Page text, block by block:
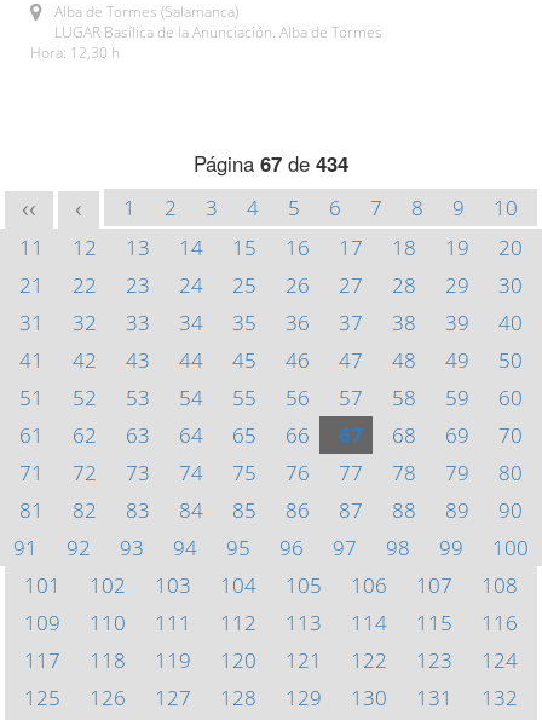
Alba de Tormes (Salamanca)
LUGAR Basílica de la Anunciación. Alba de Tormes
Hora: 12,30 h
Página 67 de 434
<< < 1 2 3 4 5 6 7 8 9
10
11
12 13 14 15 16 17 18 19
20
21
22 23 24 25 26 27 28 29
30
31
32 33 34 35 36 37 38 39
40
41
42 43 44 45 46 47 48 49
50
51
52 53 54 55 56 57 58 59
60
61
62 63 64 65 66 67 68 69
70
71
72 73 74 75 76 77 78 79
80
81
82 83 84 85 86 87 88 89
90
91
92 93 94 95 96 97 98 99
100
101
102 103 104 105 106 107
108
109
110 111 112 113 114 115
116
117
118 119 120 121 122 123
124
125
126 127 128 129 130 131
132